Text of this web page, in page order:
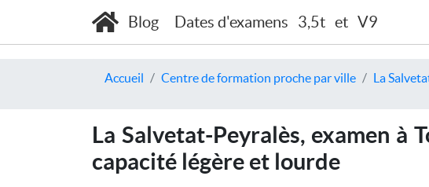
Blog Dates d'examens 3,5t et V9
Accueil Centre de formation proche par ville La
La Salvetat-Peyralès, examen à
capacité légère et lourde